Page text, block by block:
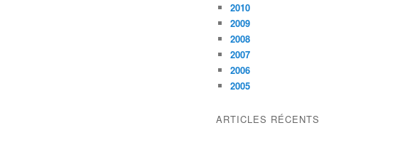
2010
2009
2008
2007
2006
2005
ARTICLES RÉCENTS